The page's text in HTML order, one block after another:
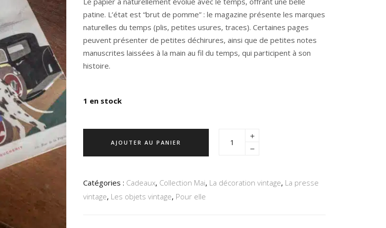
patine. L’état est “brut de pomme” : le magazine présente les marques
naturelles du temps (plis, petites usures, traces). Certaines pages
peuvent présenter de petites déchirures, ainsi que de petites notes
manuscrites laissées à la main au fil du temps, qui participent à son
histoire.
1 en stock
AJOUTER AU PANIER
Catégories : Cadeaux, Collection Mai, La décoration vintage, La presse
vintage, Les objets vintage, Pour elle